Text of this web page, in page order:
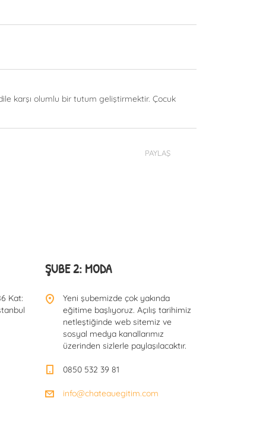
karşı olumlu bir tutum geliştirmektir. Çocuk
PAYLAŞ
Kat:
ŞUBE 2: MODA
Yeni şubemizde çok yakında
eğitime başlıyoruz. Açılış tarihimiz
netleştiğinde web sitemiz ve
sosyal medya kanallarımız
üzerinden sizlerle paylaşılacaktır.
0850 532 39 81
info@chateauegitim.com